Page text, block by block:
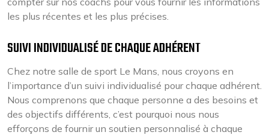
les plus récentes et les plus précises.
SUIVI INDIVIDUALISÉ DE CHAQUE ADHÉRENT
Chez notre salle de sport Le Mans, nous croyons en
l’importance d’un suivi individualisé pour chaque adhérent.
Nous comprenons que chaque personne a des besoins et
des objectifs différents, c’est pourquoi nous nous
efforçons de fournir un soutien personnalisé à chaque